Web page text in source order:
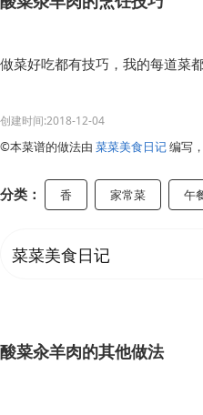
做菜好吃都有技巧，我的每道菜
创建时间:2018-12-04
©本菜谱的做法由 菜菜美食日记编写
分类： 香 家常菜 午
菜菜美食日记
酸菜汆羊肉的其他做法